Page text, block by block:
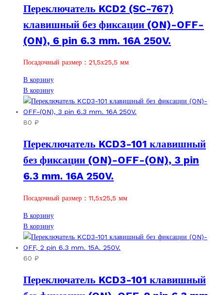
можно
на
странице
Опции
выбрать
на
товара.
Переключатель KCD2 (SC-767)
клавишный без фиксации (ON)-OFF-
(ON), 6 pin 6.3 mm. 16A 250V.
Посадочный размер : 21,5х25,5 мм
В корзину
В корзину
80 ₽
Переключатель KCD3-101 клавишный
без фиксации (ON)-OFF-(ON), 3 pin
6.3 mm. 16A 250V.
Посадочный размер : 11,5х25,5 мм
В корзину
В корзину
60 ₽
Переключатель KCD3-101 клавишный